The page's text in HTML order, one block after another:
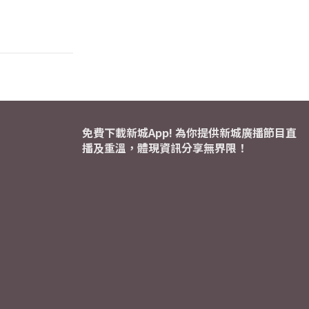
免費下載新城App! 為你提供新城廣播節目直
播及重溫，體現資訊分享無界限！